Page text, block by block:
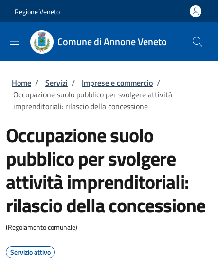
Regione Veneto
Comune di Annone Veneto
Briciole di pane
Home / Servizi / Imprese e commercio /
Occupazione suolo pubblico per svolgere attività
imprenditoriali: rilascio della concessione
Occupazione suolo
pubblico per svolgere
attività imprenditoriali:
rilascio della concessione
(Regolamento comunale)
Servizio attivo